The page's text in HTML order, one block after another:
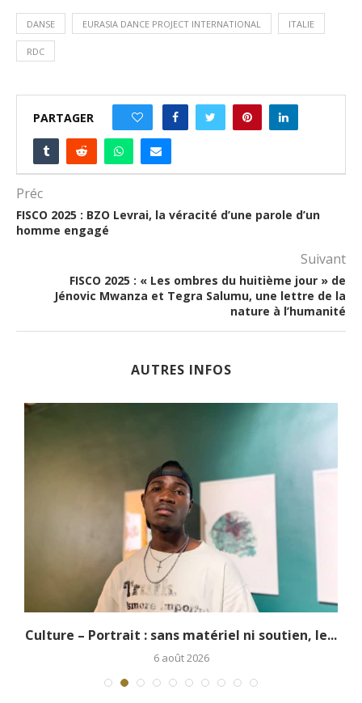
DANSE EURASIA DANCE PROJECT INTERNATIONAL ITALIE
RDC
PARTAGER
Préc
FISCO 2025 : BZO Levrai, la véracité d’une parole d’un
homme engagé
Suivant
FISCO 2025 : « Les ombres du huitième jour » de
Jénovic Mwanza et Tegra Salumu, une lettre de la
nature à l’humanité
AUTRES INFOS
Culture – Portrait : sans matériel ni soutien, le...
6 août 2026